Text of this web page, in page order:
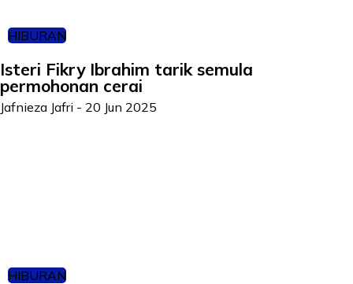
HIBURAN
Isteri Fikry Ibrahim tarik semula
permohonan cerai
Jafnieza Jafri - 20 Jun 2025
HIBURAN